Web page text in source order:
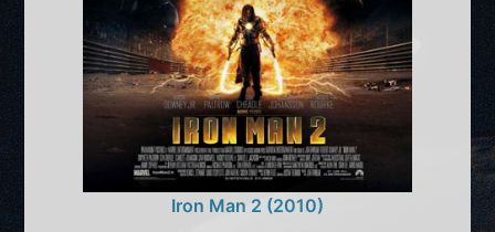
Iron Man 2 (2010)